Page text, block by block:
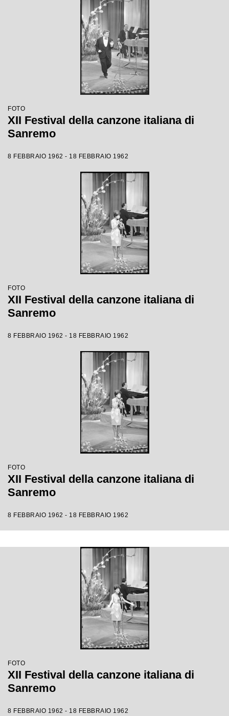
FOTO
XII Festival della canzone italiana di
Sanremo
8 FEBBRAIO 1962 - 18 FEBBRAIO 1962
FOTO
XII Festival della canzone italiana di
Sanremo
8 FEBBRAIO 1962 - 18 FEBBRAIO 1962
FOTO
XII Festival della canzone italiana di
Sanremo
8 FEBBRAIO 1962 - 18 FEBBRAIO 1962
FOTO
XII Festival della canzone italiana di
Sanremo
8 FEBBRAIO 1962 - 18 FEBBRAIO 1962